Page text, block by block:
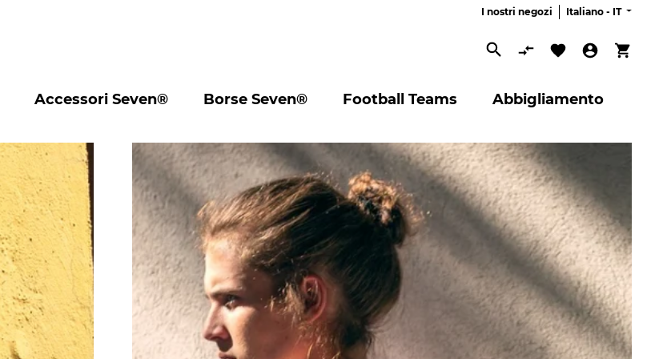
I nostri negozi Italiano - IT
Cerca
Accessori Seven® Borse Seven® Football Teams Abbigliamento